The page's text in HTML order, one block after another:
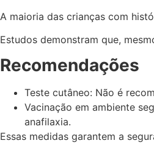
A maioria das crianças com
Estudos demonstram que,
Recomendações
Teste cutâneo: Não é
Vacinação em ambiente
anafilaxia.
Essas medidas garantem a